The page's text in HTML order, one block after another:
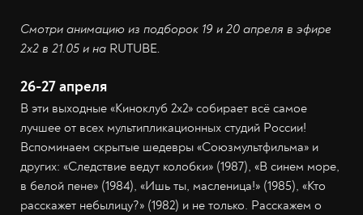
Смотри анимацию из подборок 19 и 20 апреля в эфире
2х2 в 21.05 и на RUTUBE.
26-27 апреля
В эти выходные «Киноклуб 2х2» собирает всё самое
лучшее от всех мультипликационных студий России!
Вспоминаем скрытые шедевры «Союзмультфильма» и
других: «Следствие ведут колобки» (1987), «В синем море,
в белой пене» (1984), «Ишь ты, масленица!» (1985), «Кто
расскажет небылицу?» (1982) и не только. Расскажем о